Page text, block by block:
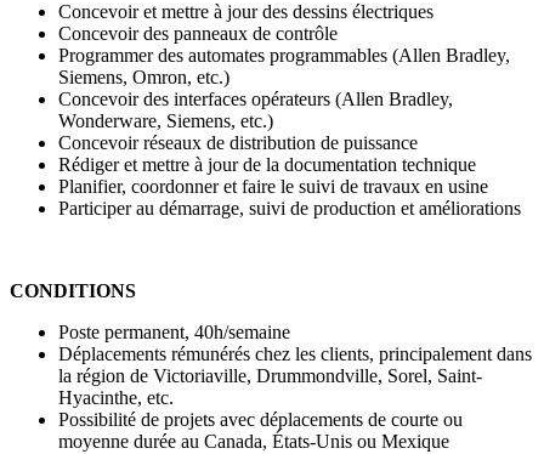
Concevoir et mettre à jour des dessins électriques
Concevoir des panneaux de contrôle
Programmer des automates programmables (Allen Bradley,
Siemens, Omron, etc.)
Concevoir des interfaces opérateurs (Allen Bradley,
Wonderware, Siemens, etc.)
Concevoir réseaux de distribution de puissance
Rédiger et mettre à jour de la documentation technique
Planifier, coordonner et faire le suivi de travaux en usine
Participer au démarrage, suivi de production et améliorations
CONDITIONS
Poste permanent, 40h/semaine
Déplacements rémunérés chez les clients, principalement dans
la région de Victoriaville, Drummondville, Sorel, Saint-
Hyacinthe, etc.
Possibilité de projets avec déplacements de courte ou
moyenne durée au Canada, États-Unis ou Mexique